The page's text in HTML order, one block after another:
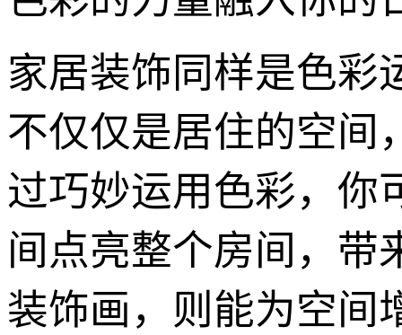
家居装饰同样是色彩
不仅仅是居住的空间
过巧妙运用色彩，你
间点亮整个房间，带
装饰画，则能为空间